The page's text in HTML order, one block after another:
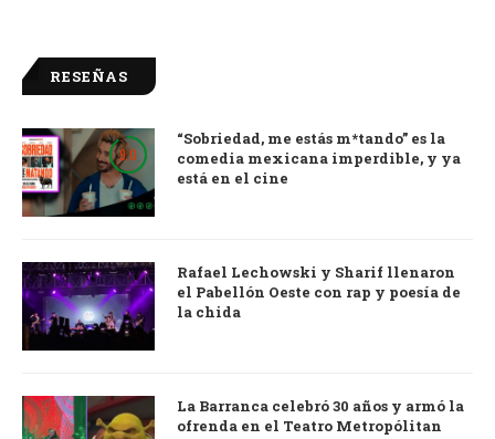
RESEÑAS
9.0
“Sobriedad, me estás m*tando” es la
comedia mexicana imperdible, y ya
está en el cine
Rafael Lechowski y Sharif llenaron
el Pabellón Oeste con rap y poesía de
la chida
La Barranca celebró 30 años y armó la
ofrenda en el Teatro Metropólitan